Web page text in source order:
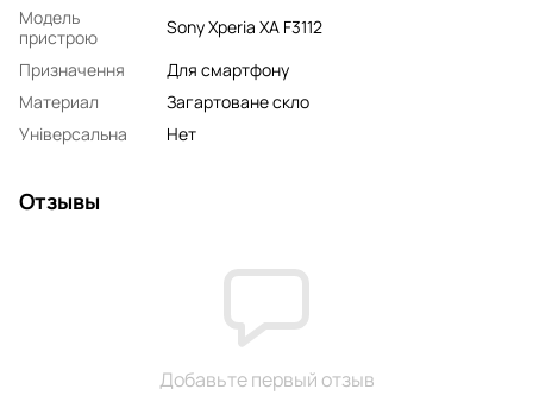
Модель
пристрою
Sony Xperia XA F3112
Призначення
Для смартфону
Материал
Загартоване скло
Універсальна
Нет
Отзывы
Добавьте первый отзыв